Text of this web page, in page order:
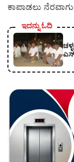
ಕಾಪಾಡಲು
ಇದನ್ನು ಓದಿ